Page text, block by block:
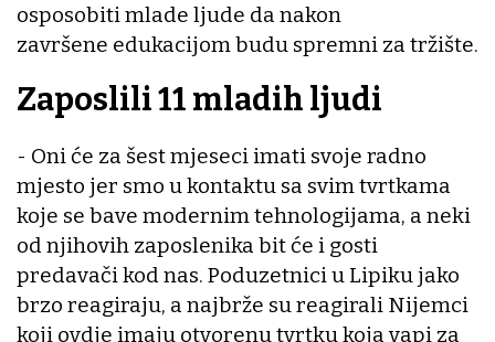
osposobiti mlade ljude da nakon
završene edukacijom budu spremni za tržište.
Zaposlili 11 mladih ljudi
- Oni će za šest mjeseci imati svoje radno
mjesto jer smo u kontaktu sa svim tvrtkama
koje se bave modernim tehnologijama, a neki
od njihovih zaposlenika bit će i gosti
predavači kod nas. Poduzetnici u Lipiku jako
brzo reagiraju, a najbrže su reagirali Nijemci
koji ovdje imaju otvorenu tvrtku koja vapi za